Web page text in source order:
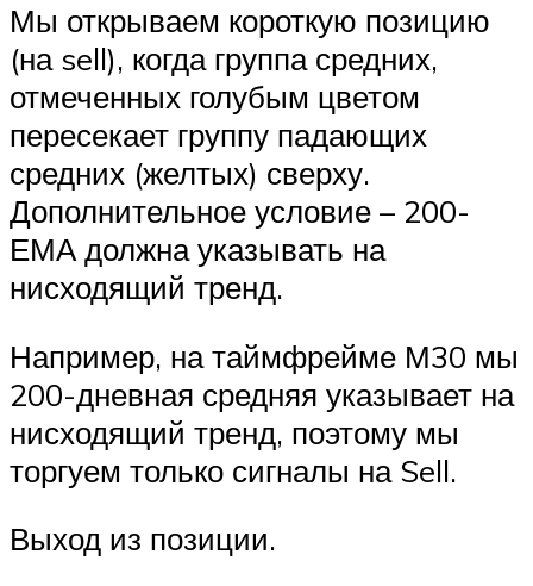
Мы открываем короткую позицию
(на sell), когда группа средних,
отмеченных голубым цветом
пересекает группу падающих
средних (желтых) сверху.
Дополнительное условие – 200-
ЕМА должна указывать на
нисходящий тренд.
Например, на таймфрейме М30 мы
200-дневная средняя указывает на
нисходящий тренд, поэтому мы
торгуем только сигналы на Sell.
Выход из позиции.